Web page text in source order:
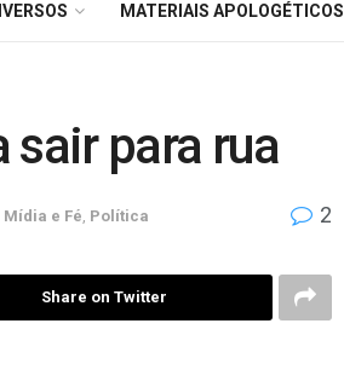
MATERIAIS APOLOGÉTICOS
para rua
Mídia e Fé Política 2
Share on Twitter